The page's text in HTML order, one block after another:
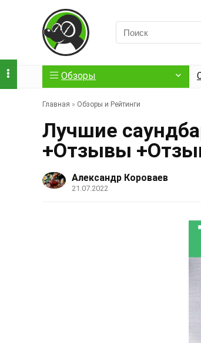
Обзоры
Главная » Обзоры и Рейтинги
Лучшие
+Отзывы
Александр Короваев
21.07.2022